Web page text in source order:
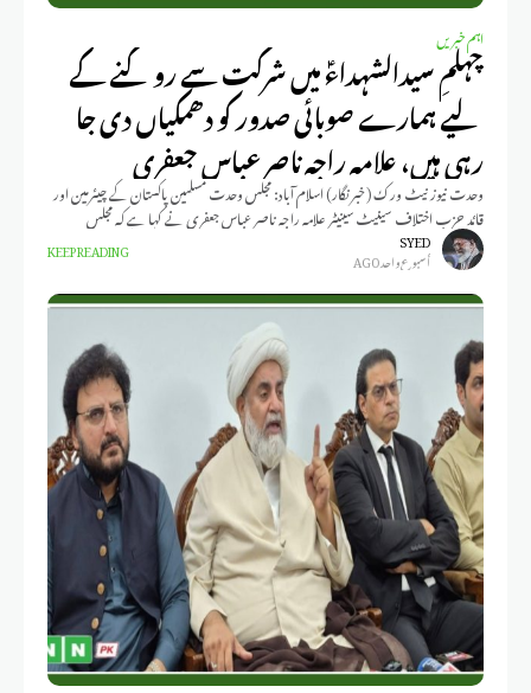
اہم خبریں
چہلمِ سیدالشہداءؑ میں شرکت سے روکنے کے
لیے ہمارے صوبائی صدور کو دھمکیاں دی جا
رہی ہیں، علامہ راجہ ناصر عباس جعفری
وحدت نیوز نیٹ ورک (خبر نگار) اسلام آباد: مجلس وحدت مسلمین پاکستان کے چیئرمین اور
قائد حزب اختلاف سینیٹ سینیٹر علامہ راجہ ناصر عباس جعفری نے کہا ہے کہ مجلس
SYED
أسبوع واحد AGO KEEP READING